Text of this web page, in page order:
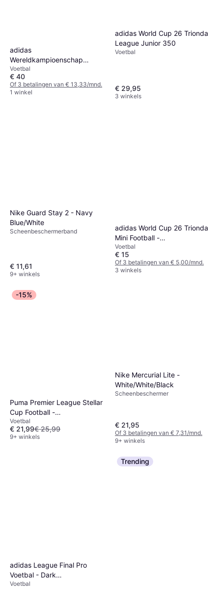
adidas
Wereldkampioenschap
Voetbal 26 Trionda Finals
League Ball Wit
Voetbal
€ 40
Of 3 betalingen van € 13,33/mnd.
1 winkel
adidas World Cup 26 Trionda
League Junior 350
Voetbal
€ 29,95
3 winkels
Nike Guard Stay 2 - Navy
Blue/White
Scheenbeschermerband
€ 11,61
9+ winkels
adidas World Cup 26 Trionda
Mini Football -
White/Blue/Red/Green
Voetbal
€ 15
Of 3 betalingen van € 5,00/mnd.
3 winkels
-15%
Puma Premier League Stellar
Cup Football -
White/Multicolour
Voetbal
€ 21,99€ 25,99
9+ winkels
Nike Mercurial Lite -
White/White/Black
Scheenbeschermer
€ 21,95
Of 3 betalingen van € 7,31/mnd.
9+ winkels
adidas League Final Pro
Voetbal - Dark
Purple/White/Solar Yellow
Voetbal
Trending